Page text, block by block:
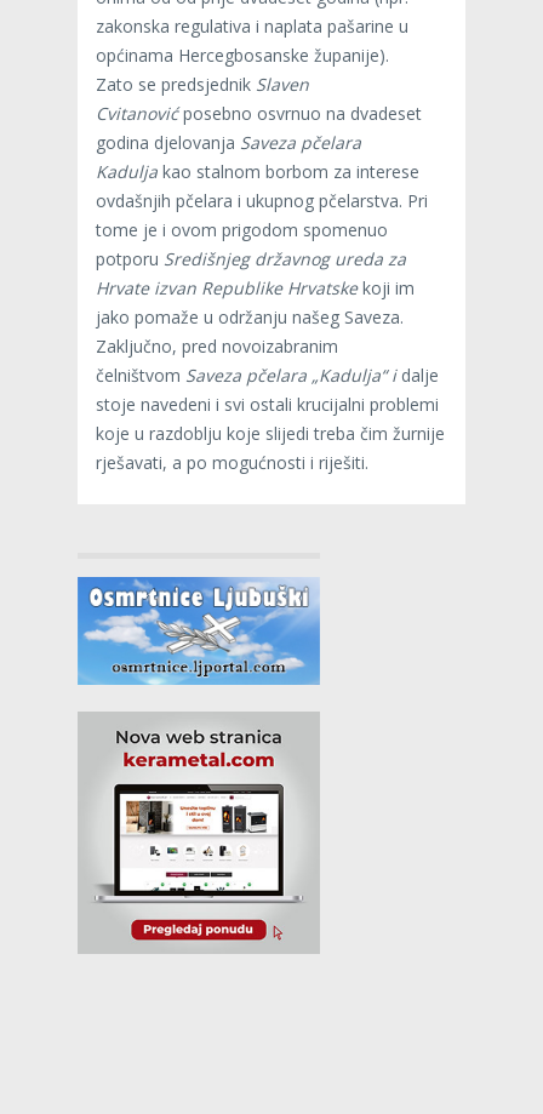
zakonska regulativa i naplata pašarine u
općinama Hercegbosanske županije).
Zato se predsjednik Slaven
Cvitanovićposebno osvrnuo na dvadeset
godina djelovanja Saveza pčelara
Kadulja kao stalnom borbom za interese
ovdašnjih pčelara i ukupnog pčelarstva. Pri
tome je i ovom prigodom spomenuo
potporu Središnjeg državnog ureda za
Hrvate izvan Republike Hrvatskekoji im
jako pomaže u održanju našeg Saveza.
Zaključno, pred novoizabranim
čelništvom Saveza pčelara „Kadulja“ idalje
stoje navedeni i svi ostali krucijalni problemi
koje u razdoblju koje slijedi treba čim žurnije
rješavati, a po mogućnosti i riješiti.